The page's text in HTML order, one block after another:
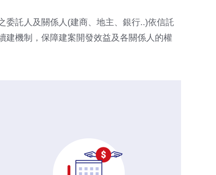
委託人及關係人(建商、地主、銀行..)依信託
建機制，保障建案開發效益及各關係人的權